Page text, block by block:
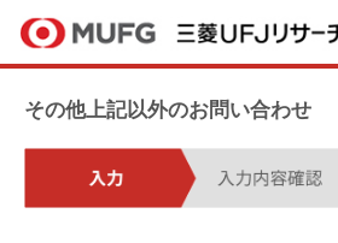
その他上記以外のお問い合わせ